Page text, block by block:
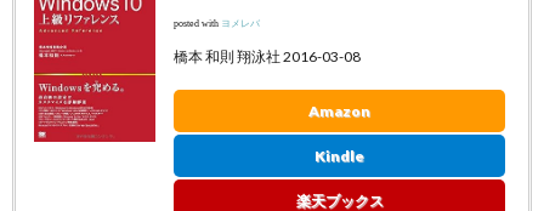
posted with ヨメレバ
橋本 和則 翔泳社 2016-03-08
Amazon
Kindle
楽天ブックス